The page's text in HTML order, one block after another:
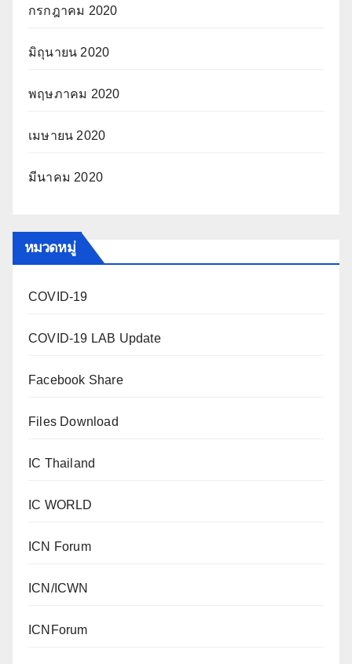
กรกฎาคม 2020
มิถุนายน 2020
พฤษภาคม 2020
เมษายน 2020
มีนาคม 2020
หมวดหมู่
COVID-19
COVID-19 LAB Update
Facebook Share
Files Download
IC Thailand
IC WORLD
ICN Forum
ICN/ICWN
ICNForum